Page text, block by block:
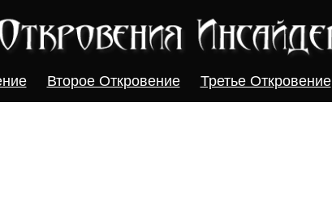
Второе Откровение Третье Откровение